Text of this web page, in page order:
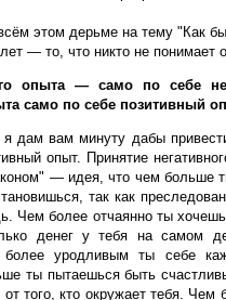
этом дерьме на тему "Как
— то, что никто не понимает
опыта — само по себе
само по себе позитивный
дам вам минуту дабы
опыт. Принятие
— идея, что чем больше
так как
Чем более отчаянно ты
денег у тебя на самом
уродливым ты себе
ты пытаешься быть
того, кто окружает тебя.